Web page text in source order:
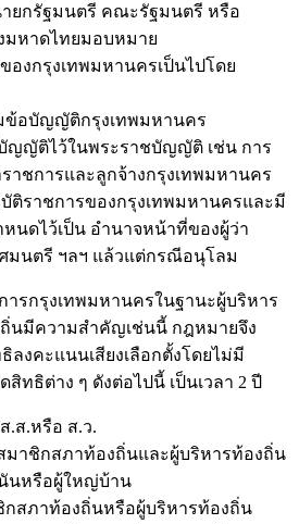
ยกรัฐมนตรี คณะรัฐมนตรี หรือ
มหาดไทยมอบหมาย
องกรุงเทพมหานครเป็นไปโดย
ข้อบัญญัติกรุงเทพมหานคร
ญญัติไว้ในพระราชบัญญัติ เช่น การ
าชการและลูกจ้างกรุงเทพมหานคร
ติราชการของกรุงเทพมหานครและมี
นดไว้เป็น อำนาจหน้าที่ของผู้ว่า
มนตรี ฯลฯ แล้วแต่กรณีอนุโลม
ารกรุงเทพมหานครในฐานะผู้บริหาร
นมีความสำคัญเช่นนี้ กฎหมายจึง
งคะแนนเสียงเลือกตั้งโดยไม่มี
ทธิต่าง ๆ ดังต่อไปนี้ เป็นเวลา 2 ปี
.ส.หรือ ส.ว.
มาชิกสภาท้องถิ่นและผู้บริหารท้องถิ่น
นันหรือผู้ใหญ่บ้าน
กสภาท้องถิ่นหรือผู้บริหารท้องถิ่น